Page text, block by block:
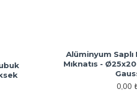
Alüminyum
Mıknatıs -
0,00